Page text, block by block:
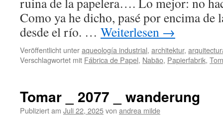
Como ya he dicho, pasé por encima de
desde el río. … Weiterlesen →
Veröffentlicht unteraqueología industrial, architektur,
Verschlagwortet mit Fábrica de Papel, Nabão, Papierfabrik,
Tomar _ 2077 _ wanderung
Publiziert am Juli 22, 2025von andrea milde